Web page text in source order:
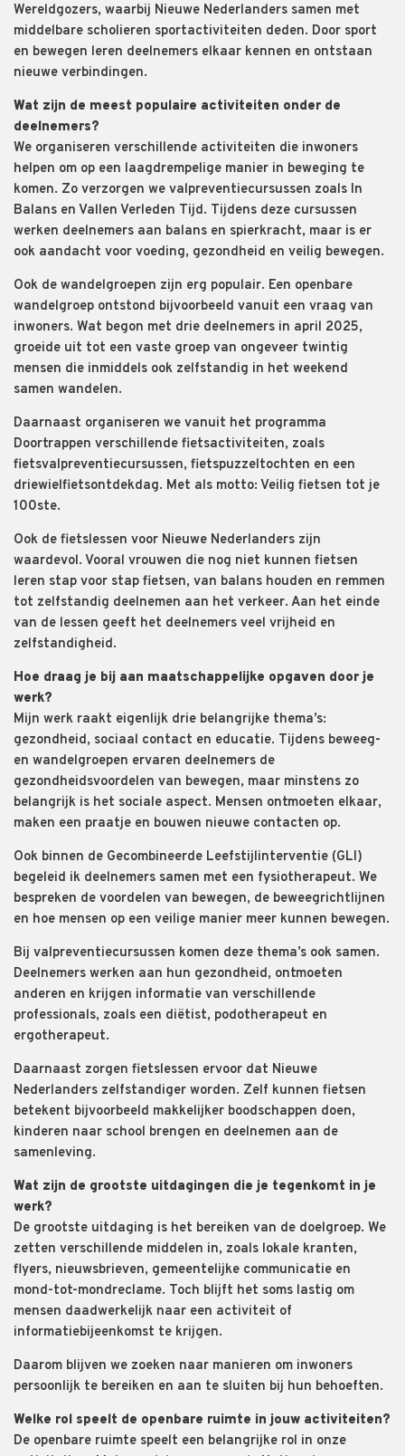
Wereldgozers, waarbij Nieuwe Nederlanders samen met
middelbare scholieren sportactiviteiten deden. Door sport
en bewegen leren deelnemers elkaar kennen en ontstaan
nieuwe verbindingen.
Wat zijn de meest populaire activiteiten onder de
deelnemers?
We organiseren verschillende activiteiten die inwoners
helpen om op een laagdrempelige manier in beweging te
komen. Zo verzorgen we valpreventiecursussen zoals In
Balans en Vallen Verleden Tijd. Tijdens deze cursussen
werken deelnemers aan balans en spierkracht, maar is er
ook aandacht voor voeding, gezondheid en veilig bewegen.
Ook de wandelgroepen zijn erg populair. Een openbare
wandelgroep ontstond bijvoorbeeld vanuit een vraag van
inwoners. Wat begon met drie deelnemers in april 2025,
groeide uit tot een vaste groep van ongeveer twintig
mensen die inmiddels ook zelfstandig in het weekend
samen wandelen.
Daarnaast organiseren we vanuit het programma
Doortrappen verschillende fietsactiviteiten, zoals
fietsvalpreventiecursussen, fietspuzzeltochten en een
driewielfietsontdekdag. Met als motto: Veilig fietsen tot je
100ste.
Ook de fietslessen voor Nieuwe Nederlanders zijn
waardevol. Vooral vrouwen die nog niet kunnen fietsen
leren stap voor stap fietsen, van balans houden en remmen
tot zelfstandig deelnemen aan het verkeer. Aan het einde
van de lessen geeft het deelnemers veel vrijheid en
zelfstandigheid.
Hoe draag je bij aan maatschappelijke opgaven door je
werk?
Mijn werk raakt eigenlijk drie belangrijke thema’s:
gezondheid, sociaal contact en educatie. Tijdens beweeg-
en wandelgroepen ervaren deelnemers de
gezondheidsvoordelen van bewegen, maar minstens zo
belangrijk is het sociale aspect. Mensen ontmoeten elkaar,
maken een praatje en bouwen nieuwe contacten op.
Ook binnen de Gecombineerde Leefstijlinterventie (GLI)
begeleid ik deelnemers samen met een fysiotherapeut. We
bespreken de voordelen van bewegen, de beweegrichtlijnen
en hoe mensen op een veilige manier meer kunnen bewegen.
Bij valpreventiecursussen komen deze thema’s ook samen.
Deelnemers werken aan hun gezondheid, ontmoeten
anderen en krijgen informatie van verschillende
professionals, zoals een diëtist, podotherapeut en
ergotherapeut.
Daarnaast zorgen fietslessen ervoor dat Nieuwe
Nederlanders zelfstandiger worden. Zelf kunnen fietsen
betekent bijvoorbeeld makkelijker boodschappen doen,
kinderen naar school brengen en deelnemen aan de
samenleving.
Wat zijn de grootste uitdagingen die je tegenkomt in je
werk?
De grootste uitdaging is het bereiken van de doelgroep. We
zetten verschillende middelen in, zoals lokale kranten,
flyers, nieuwsbrieven, gemeentelijke communicatie en
mond-tot-mondreclame. Toch blijft het soms lastig om
mensen daadwerkelijk naar een activiteit of
informatiebijeenkomst te krijgen.
Daarom blijven we zoeken naar manieren om inwoners
persoonlijk te bereiken en aan te sluiten bij hun behoeften.
Welke rol speelt de openbare ruimte in jouw activiteiten?
De openbare ruimte speelt een belangrijke rol in onze